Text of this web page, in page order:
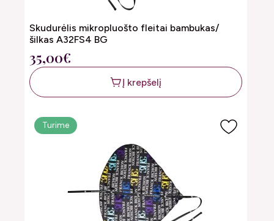
Skudurėlis mikropluošto fleitai bambukas/
šilkas A32FS4 BG
35,00€
Į krepšelį
Turime